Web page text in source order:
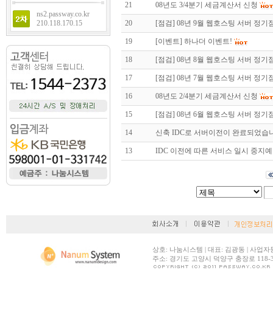
ns2.passway.co.kr
210.118.170.15
21 08년도 3/4분기 세금계산서 신청
20 [점검] 08년 9월 웹호스팅 서버 정기
19 [이벤트] 하나더 이벤트!
18 [점검] 08년 8월 웹호스팅 서버 정기
17 [점검] 08년 7월 웹호스팅 서버 정기
16 08년도 2/4분기 세금계산서 신청
15 [점검] 08년 6월 웹호스팅 서버 정기
14 신축 IDC로 서버이전이 완료되었습
13 IDC 이전에 따른 서비스 일시 중지
상호: 나눔시스템 | 대표: 김광동 | 사업
주소: 경기도 고양시 덕양구 충장로 118-